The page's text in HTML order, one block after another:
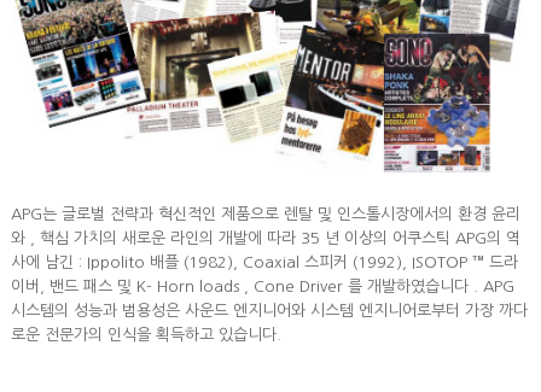
APG는 글로벌 전략과 혁신적인 제품으로 렌탈 및 인스톨시장에서의 환경 윤리
와 , 핵심 가치의 새로운 라인의 개발에 따라 35 년 이상의 어쿠스틱 APG의 역
사에 남긴 : Ippolito 배플 (1982), Coaxial 스피커 (1992), ISOTOP ™ 드라
이버, 밴드 패스 및 K- Horn loads , Cone Driver 를 개발하였습니다 . APG
시스템의 성능과 범용성은 사운드 엔지니어와 시스템 엔지니어로부터 가장 까다
로운 전문가의 인식을 획득하고 있습니다.